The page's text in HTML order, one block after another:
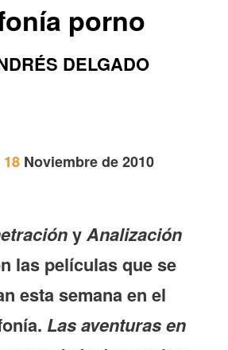
porno
DELGADO
18 Noviembre de 2010
yAnalización
las películas que se
esta semana en el
Las aventuras en